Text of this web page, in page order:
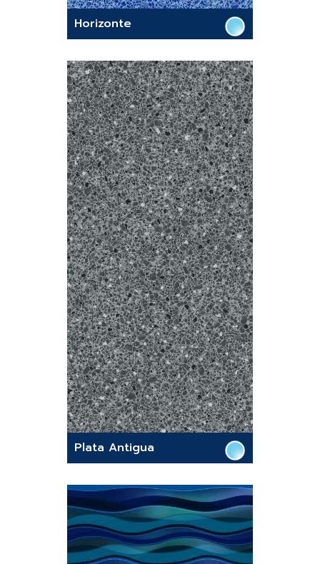
Horizonte
Plata Antigua